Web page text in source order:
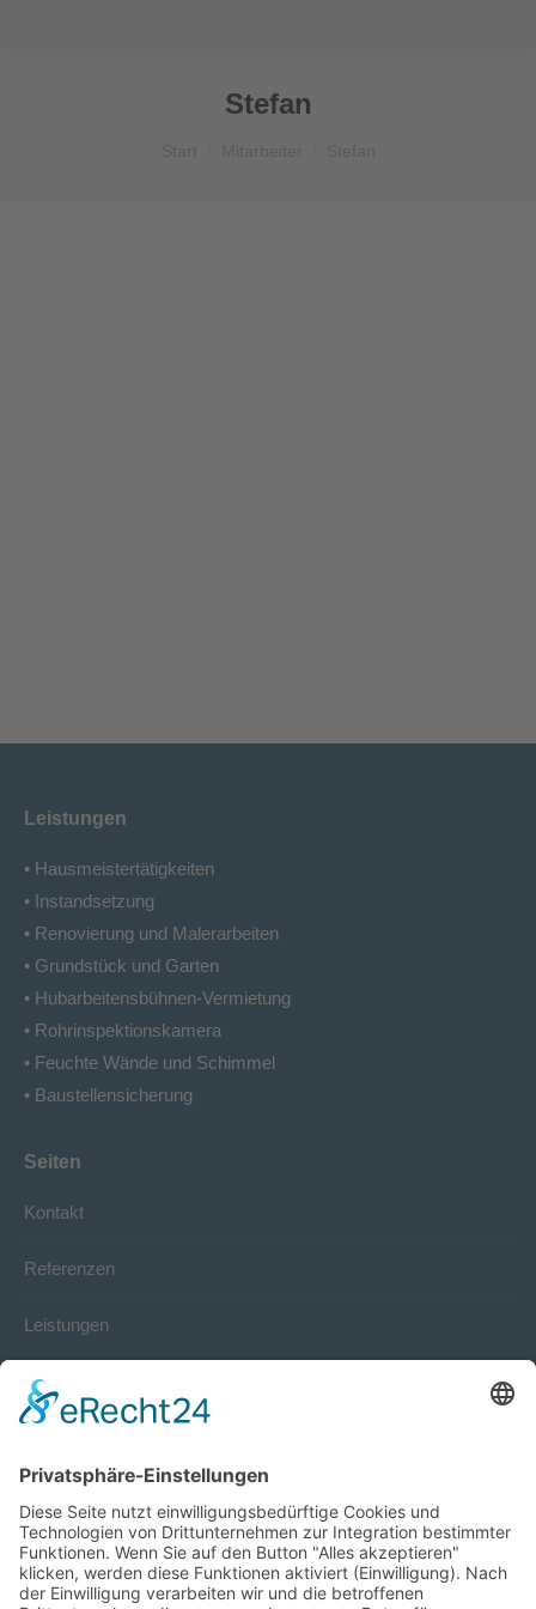
Stefan
Leistungen
• Hausmeistertätigkeiten
• Instandsetzung
• Renovierung und Malerarbeiten
• Grundstück und Garten
• Hubarbeitensbühnen-Vermietung
• Rohrinspektionskamera
• Feuchte Wände und Schimmel
• Baustellensicherung
Seiten
Kontakt
Referenzen
Leistungen
Über Uns
Bewerbung
Kontakt